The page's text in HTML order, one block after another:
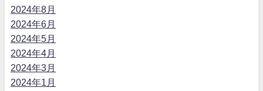
2024年8月
2024年6月
2024年5月
2024年4月
2024年3月
2024年1月